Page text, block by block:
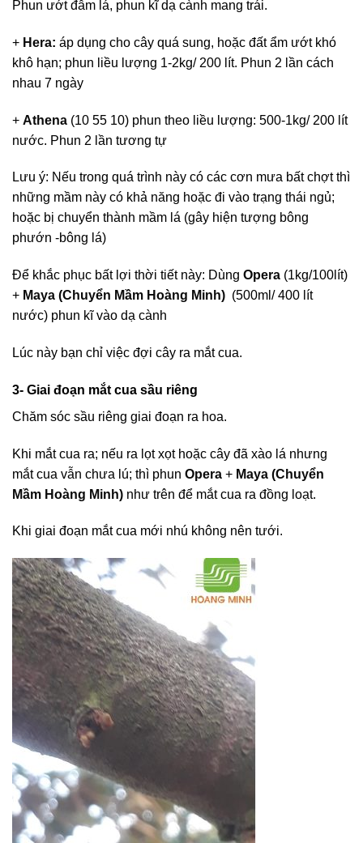
Phun ướt đẫm lá, phun kĩ dạ cành mang trái.
+ Hera: áp dụng cho cây quá sung, hoặc đất ẩm ướt khó
khô hạn; phun liều lượng 1-2kg/ 200 lít. Phun 2 lần cách
nhau 7 ngày
+ Athena (10 55 10) phun theo liều lượng: 500-1kg/ 200 lít
nước. Phun 2 lần tương tự
Lưu ý: Nếu trong quá trình này có các cơn mưa bất chợt thì
những mầm này có khả năng hoặc đi vào trạng thái ngủ;
hoặc bị chuyển thành mầm lá (gây hiện tượng bông
phướn -bông lá)
Để khắc phục bất lợi thời tiết này: Dùng Opera (1kg/100lít)
+ Maya (Chuyển Mầm Hoàng Minh) (500ml/ 400 lít
nước) phun kĩ vào dạ cành
Lúc này bạn chỉ việc đợi cây ra mắt cua.
3- Giai đoạn mắt cua sầu riêng
Chăm sóc sầu riêng giai đoạn ra hoa.
Khi mắt cua ra; nếu ra lọt xọt hoặc cây đã xào lá nhưng
mắt cua vẫn chưa lú; thì phun Opera + Maya (Chuyển
Mầm Hoàng Minh) như trên để mắt cua ra đồng loạt.
Khi giai đoạn mắt cua mới nhú không nên tưới.